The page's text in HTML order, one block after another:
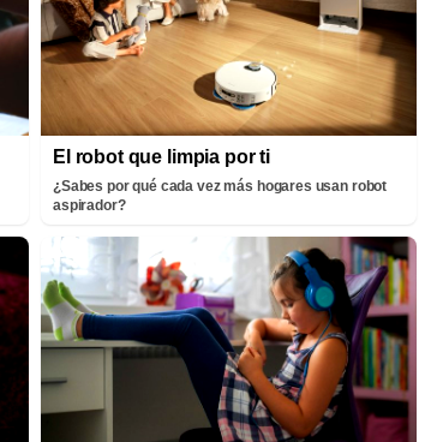
El robot que limpia por ti
¿Sabes por qué cada vez más hogares usan robot
aspirador?